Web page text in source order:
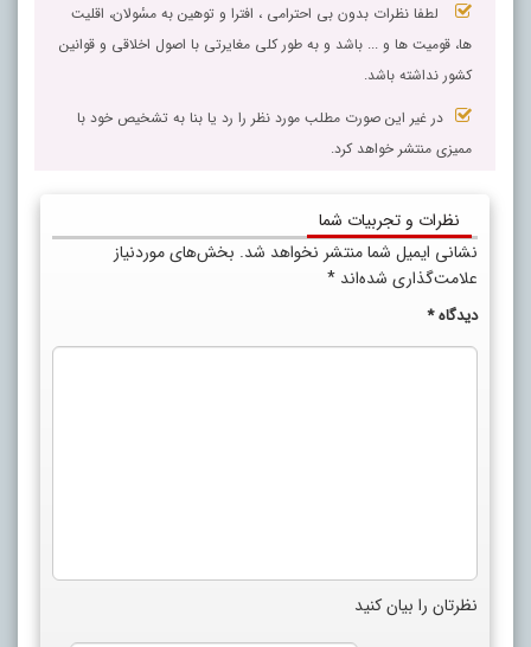
لطفا نظرات بدون بی احترامی ، افترا و توهین به مسٔولان، اقلیت
ها، قومیت ها و ... باشد و به طور کلی مغایرتی با اصول اخلاقی و قوانین
کشور نداشته باشد.
در غیر این صورت مطلب مورد نظر را رد یا بنا به تشخیص خود با
ممیزی منتشر خواهد کرد.
نظرات و تجربیات شما
نشانی ایمیل شما منتشر نخواهد شد. بخش‌های موردنیاز
علامت‌گذاری شده‌اند *
دیدگاه*
نظرتان را بیان کنید